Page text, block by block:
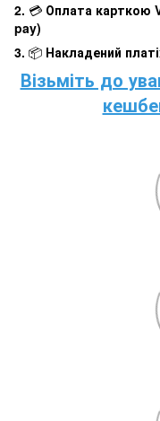
2. 💳 Оплата карткою
pay)
3. 📦 Накладений
Візьміть до